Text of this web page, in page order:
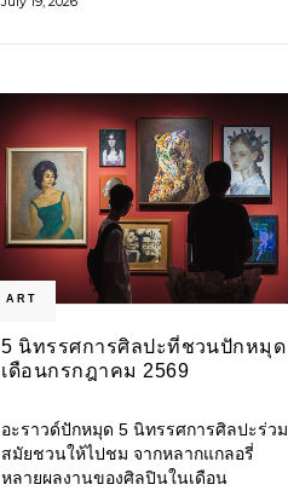
ตนไว้อย่างมั่นคง หนึ่งในนั้นคือ มาริโอ้
ART
5 นิทรรศการศิลปะที่ชวนปักหมุด
เดือนกรกฎาคม 2569
อะราวด์ปักหมุด 5 นิทรรศการศิลปะร่วม
สมัยชวนให้ไปชม จากหลากแกลอรี่
หลายผลงานของศิลปินในเดือน